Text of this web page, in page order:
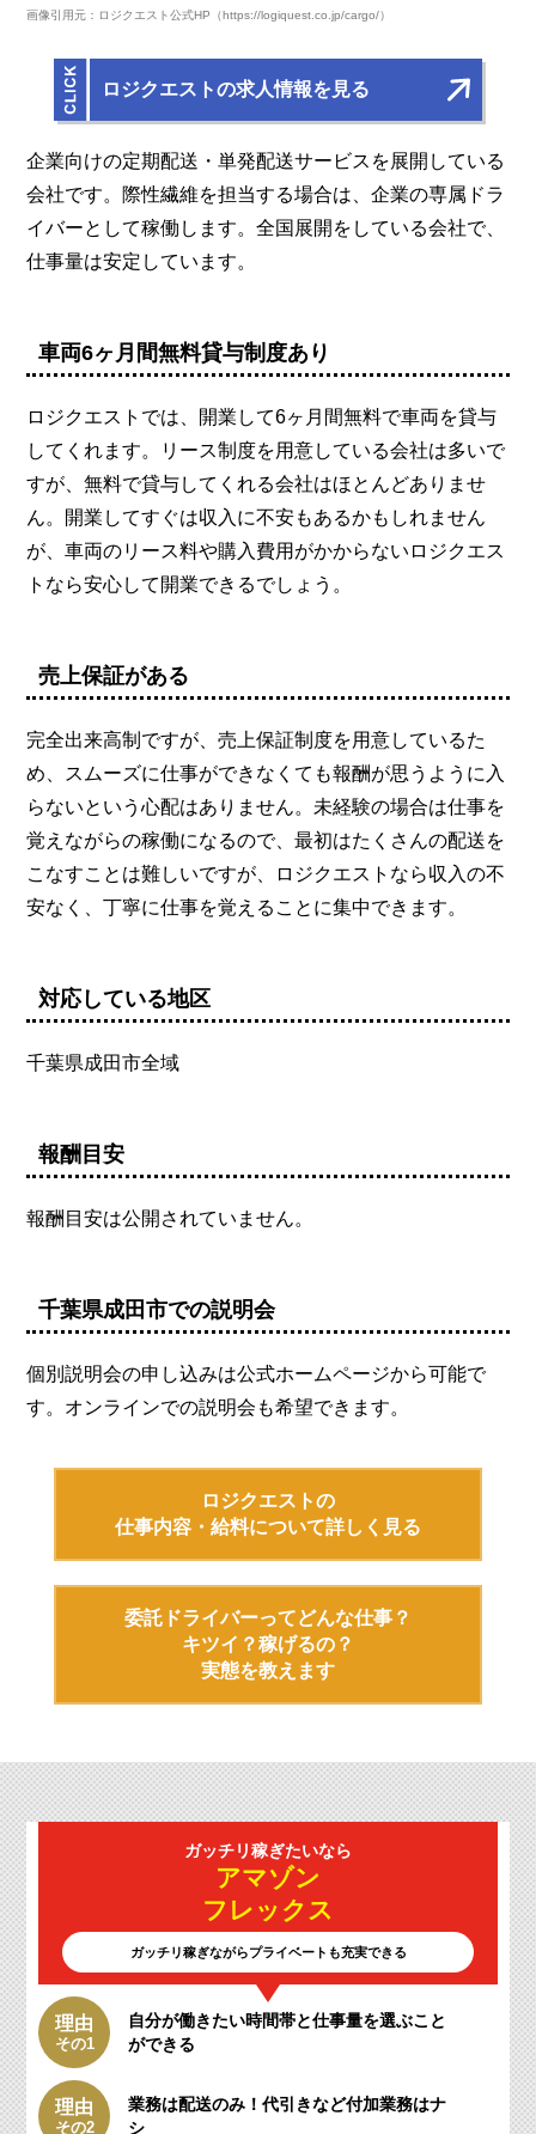
画像引用元：ロジクエスト公式HP（https://logiquest.co.jp/cargo/）
ロジクエストの求人情報を見る
企業向けの定期配送・単発配送サービスを展開している
会社です。際性繊維を担当する場合は、企業の専属ドラ
イバーとして稼働します。全国展開をしている会社で、
仕事量は安定しています。
車両6ヶ月間無料貸与制度あり
ロジクエストでは、開業して6ヶ月間無料で車両を貸与
してくれます。リース制度を用意している会社は多いで
すが、無料で貸与してくれる会社はほとんどありませ
ん。開業してすぐは収入に不安もあるかもしれません
が、車両のリース料や購入費用がかからないロジクエス
トなら安心して開業できるでしょう。
売上保証がある
完全出来高制ですが、売上保証制度を用意しているた
め、スムーズに仕事ができなくても報酬が思うように入
らないという心配はありません。未経験の場合は仕事を
覚えながらの稼働になるので、最初はたくさんの配送を
こなすことは難しいですが、ロジクエストなら収入の不
安なく、丁寧に仕事を覚えることに集中できます。
対応している地区
千葉県成田市全域
報酬目安
報酬目安は公開されていません。
千葉県成田市での説明会
個別説明会の申し込みは公式ホームページから可能で
す。オンラインでの説明会も希望できます。
ロジクエストの
仕事内容・給料について詳しく見る
委託ドライバーってどんな仕事？
キツイ？稼げるの？
実態を教えます
ガッチリ稼ぎたいなら
アマゾン
フレックス
ガッチリ稼ぎながらプライベートも充実できる
理由
その1
自分が働きたい時間帯と仕事量を選ぶこと
ができる
理由
その2
業務は配送のみ！代引きなど付加業務はナ
シ